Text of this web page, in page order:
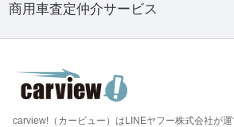
商用車査定仲介サービス
carview!（カービュー）はLINEヤフー株式会社が